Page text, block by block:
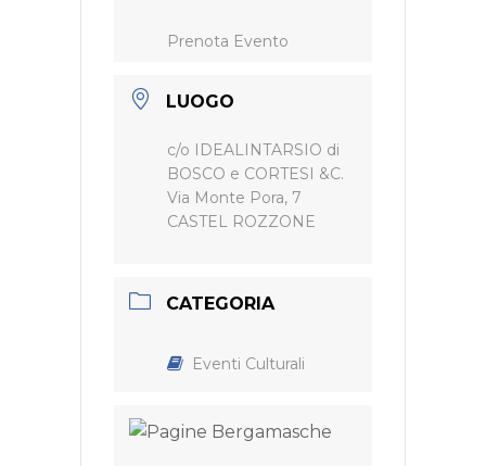
Prenota Evento
LUOGO
c/o IDEALINTARSIO di
BOSCO e CORTESI &C.
Via Monte Pora, 7
CASTEL ROZZONE
CATEGORIA
Eventi Culturali